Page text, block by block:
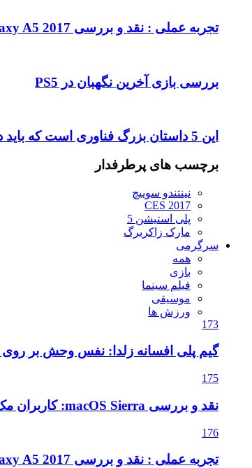
تجربه عملی : نقد و بررسی Samsung Galaxy A5 2017
بررسی بازی آخرین نگهبان در PS5
این 5 داستان بزرگ فناوری است که باید در سال 2021 تماشا کنید
برچسب های پرطرفدار
نینتندو سوییچ
CES 2017
پلی استیشن 5
مارک زاکربرگ
سرگرمی
همه
بازی
فیلم سینما
موسیقی
ورزش ها
173
گیم پلی افسانه زلدا: نفس وحش بر روی
175
نقد و بررسی macOS Sierra: کاربران مک امسال یک به روزرسانی متوسط را دریافت می کنند
176
تجربه عملی : نقد و بررسی Samsung Galaxy A5 2017